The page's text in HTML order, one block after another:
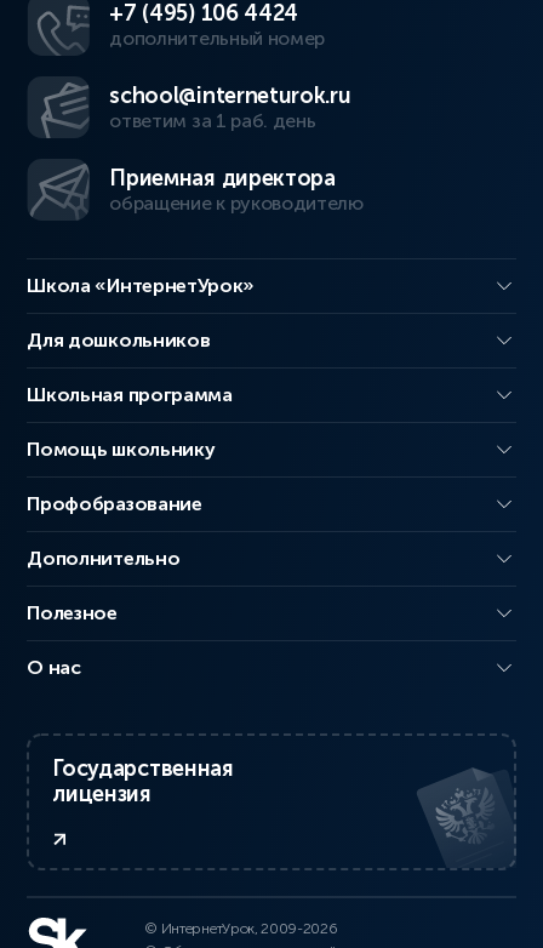
+7 (495) 106 4424
дополнительный номер
school@interneturok.ru
ответим за 1 раб. день
Приемная директора
обращение к руководителю
Школа «ИнтернетУрок»
Для дошкольников
Школьная программа
Помощь школьнику
Профобразование
Дополнительно
Полезное
О нас
Государственная
лицензия
© ИнтернетУрок, 2009-2026